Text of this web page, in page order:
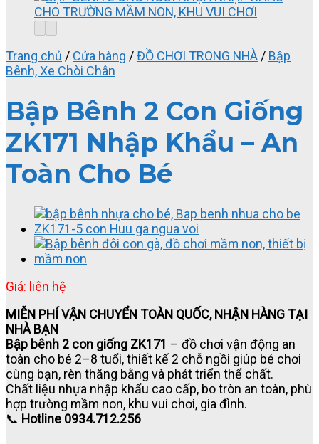
Trang chủ / Cửa hàng /ĐỒ CHƠI TRONG NHÀ/ Bập
Bênh, Xe Chòi Chân
Bập Bênh 2 Con Giống
ZK171 Nhập Khẩu – An
Toàn Cho Bé
Giá: liên hệ
MIỄN PHÍ VẬN CHUYỂN TOÀN QUỐC, NHẬN HÀNG TẠI
NHÀ BẠN
Bập bênh 2 con giống ZK171 – đồ chơi vận động an
toàn cho bé 2–8 tuổi, thiết kế 2 chỗ ngồi giúp bé chơi
cùng bạn, rèn thăng bằng và phát triển thể chất.
Chất liệu nhựa nhập khẩu cao cấp, bo tròn an toàn, phù
hợp trường mầm non, khu vui chơi, gia đình.
📞 Hotline 0934.712.256